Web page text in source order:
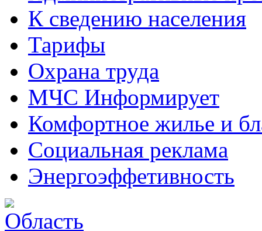
К сведению населения
Тарифы
Охрана труда
МЧС Информирует
Комфортное жилье и
Социальная реклама
Энергоэффетивность